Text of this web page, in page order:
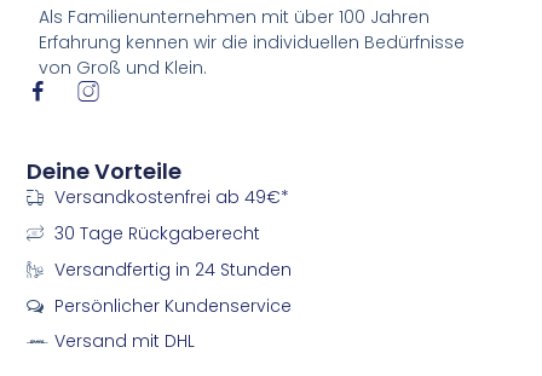
Als Familienunternehmen mit über 100 Jahren
Erfahrung kennen wir die individuellen Bedürfnisse
von Groß und Klein.
I
-
f
a
c
e
b
o
k
I
-
i
s
t
g
a
Deine Vorteile
Versandkostenfrei ab 49€*
30 Tage Rückgaberecht
Versandfertig in 24 Stunden
Persönlicher Kundenservice
Versand mit DHL